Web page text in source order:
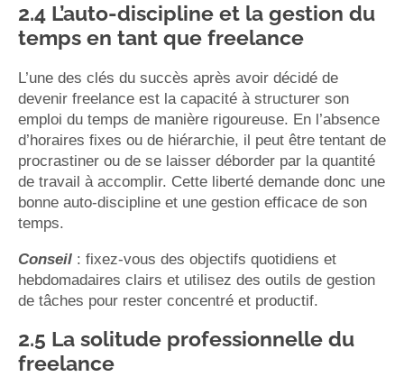
2.4 L’auto-discipline et la gestion du
temps en tant que freelance
L’une des clés du succès après avoir décidé de
devenir freelance est la capacité à structurer son
emploi du temps de manière rigoureuse. En l’absence
d’horaires fixes ou de hiérarchie, il peut être tentant de
procrastiner ou de se laisser déborder par la quantité
de travail à accomplir. Cette liberté demande donc une
bonne auto-discipline et une gestion efficace de son
temps.
Conseil : fixez-vous des objectifs quotidiens et
hebdomadaires clairs et utilisez des outils de gestion
de tâches pour rester concentré et productif.
2.5 La solitude professionnelle du
freelance